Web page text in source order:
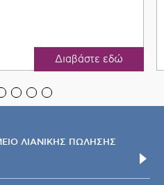
Διαβάστε εδώ
ΛΙΑΝΙΚΗΣ ΠΩΛΗΣΗΣ